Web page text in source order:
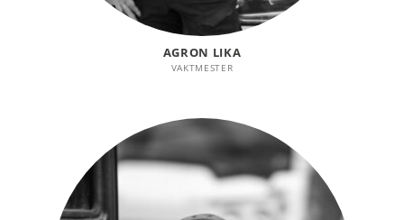
AGRON LIKA
VAKTMESTER